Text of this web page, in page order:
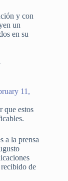
y con
un
en su
11,
que estos
a la prensa
de